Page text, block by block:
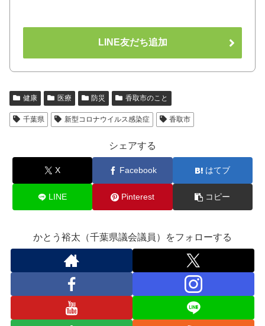
LINE友だち追加
健康 医療 防災 香取市のこと
千葉県 新型コロナウイルス感染症 香取市
シェアする
X Facebook はてブ
LINE Pinterest コピー
かとう裕太（千葉県議会議員）をフォローする